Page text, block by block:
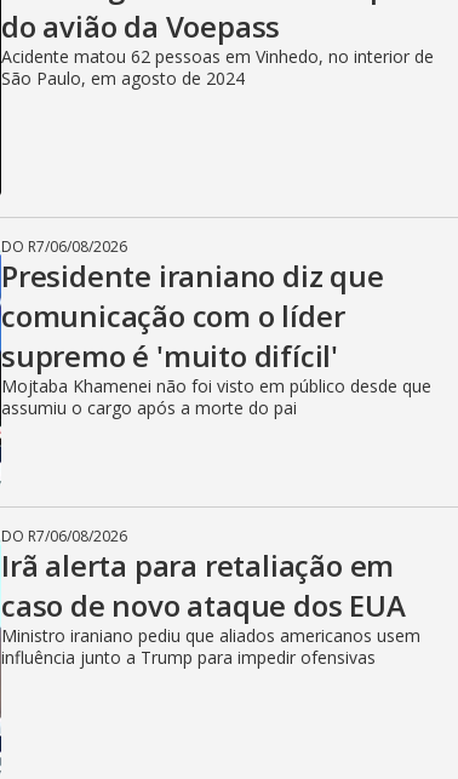
do avião da Voepass
Acidente matou 62 pessoas em Vinhedo, no interior de
São Paulo, em agosto de 2024
DO R7/06/08/2026
Presidente iraniano diz que
comunicação com o líder
supremo é 'muito difícil'
Mojtaba Khamenei não foi visto em público desde que
assumiu o cargo após a morte do pai
DO R7/06/08/2026
Irã alerta para retaliação em
caso de novo ataque dos EUA
Ministro iraniano pediu que aliados americanos usem
influência junto a Trump para impedir ofensivas